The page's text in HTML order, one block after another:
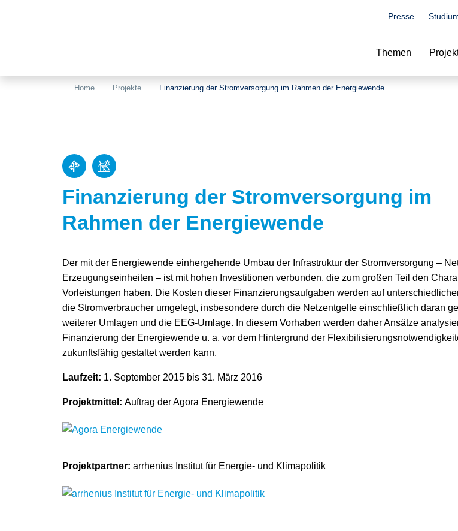
Presse
Themen
Home Projekte Finanzierung der Stromversorgung im Rahmen der Energiewende
Finanzierung der Stromversorgung im
Rahmen der Energiewende
Der mit der Energiewende einhergehende Umbau der Infrastruktur der Stromversorgung –
Erzeugungseinheiten – ist mit hohen Investitionen verbunden, die zum großen Teil den
Vorleistungen haben. Die Kosten dieser Finanzierungsaufgaben werden auf
die Stromverbraucher umgelegt, insbesondere durch die Netzentgelte einschließlich daran
weiterer Umlagen und die EEG-Umlage. In diesem Vorhaben werden daher Ansätze
Finanzierung der Energiewende u. a. vor dem Hintergrund der
zukunftsfähig gestaltet werden kann.
Laufzeit: 1. September 2015 bis 31. März 2016
Projektmittel: Auftrag der Agora Energiewende
Projektpartner: arrhenius Institut für Energie- und Klimapolitik